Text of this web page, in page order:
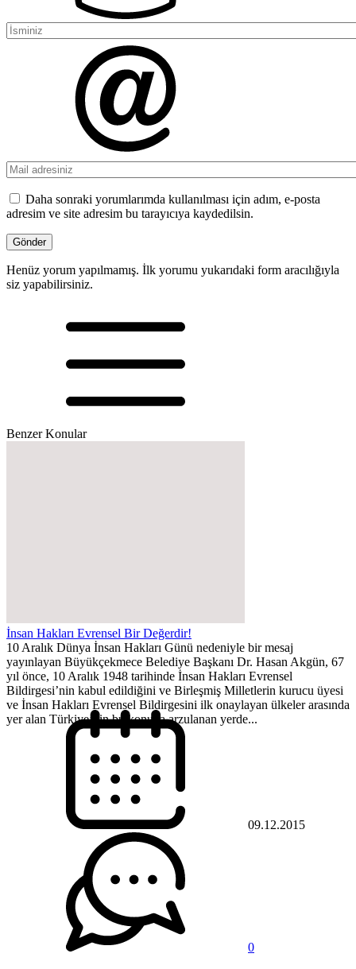
Daha sonraki yorumlarımda kullanılması için adım, e-posta
adresim ve site adresim bu tarayıcıya kaydedilsin.
Henüz yorum yapılmamış. İlk yorumu yukarıdaki form aracılığıyla
siz yapabilirsiniz.
Benzer Konular
İnsan Hakları Evrensel Bir Değerdir!
10 Aralık Dünya İnsan Hakları Günü nedeniyle bir mesaj
yayınlayan Büyükçekmece Belediye Başkanı Dr. Hasan Akgün, 67
yıl önce, 10 Aralık 1948 tarihinde İnsan Hakları Evrensel
Bildirgesi’nin kabul edildiğini ve Birleşmiş Milletlerin kurucu üyesi
ve İnsan Hakları Evrensel Bildirgesini ilk onaylayan ülkeler arasında
yer alan Türkiye’nin bu konuna arzulanan yerde...
09.12.2015
0